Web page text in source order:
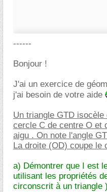
------
Bonjour !
J'ai un exercice de
j'ai besoin de votre aide
Un triangle GTD
cercle C de centre O et
aigu . On note l'angle
La droite (OD) coupe le
a) Démontrer que I est
utilisant les propriétés
circonscrit à un triangle )